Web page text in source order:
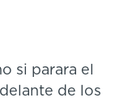
si parara el
de los